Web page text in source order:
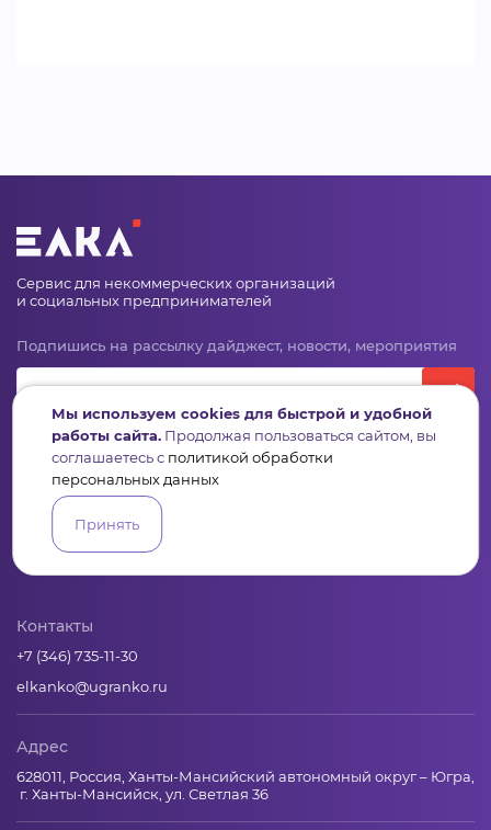
Сервис для некоммерческих организаций
и социальных предпринимателей
Подпишись на рассылку дайджест, новости, мероприятия
Конкурсы
АналитикаБаза знаний
Контакты
+7 (346) 735-11-30
elkanko@ugranko.ru
Адрес
628011, Россия, Ханты-Мансийский автономный округ – Югра,
г. Ханты-Мансийск, ул. Светлая 36
Мы используем cookies для быстрой и удобной
работы сайта. Продолжая пользоваться сайтом, вы
соглашаетесь с политикой обработки
персональных данных
Принять